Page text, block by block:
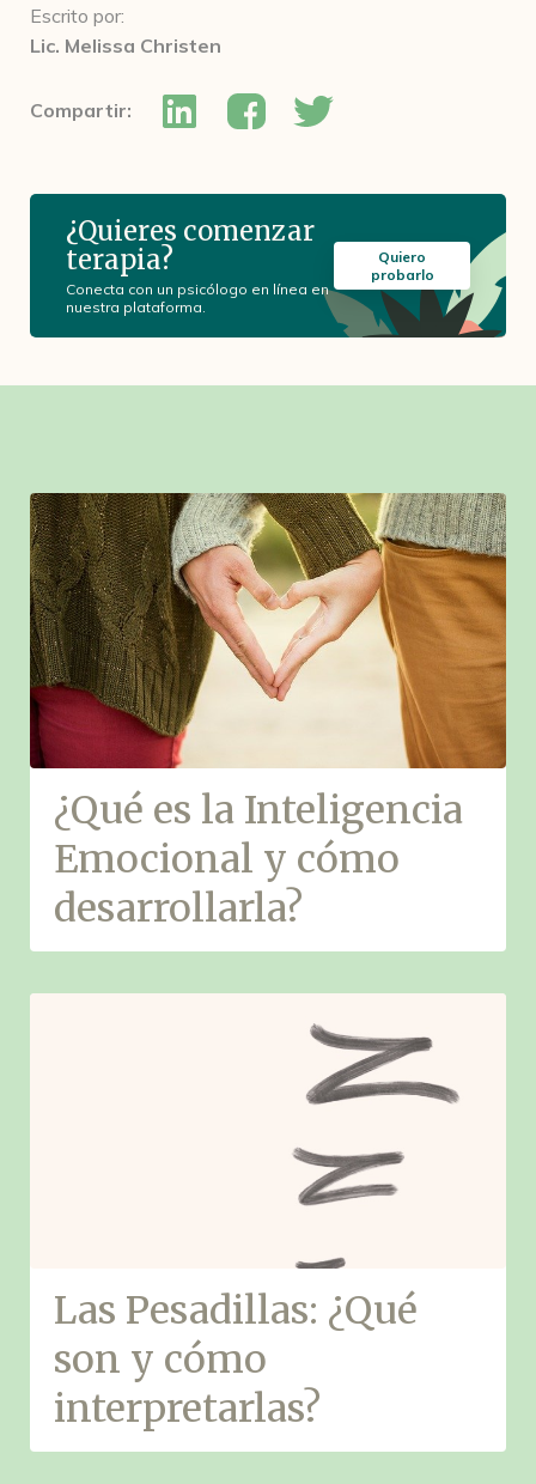
Escrito por:
Lic. Melissa Christen
Compartir:
¿Quieres comenzar
terapia?
Conecta con un psicólogo en línea en
nuestra plataforma.
Quiero
probarlo
¿Qué es la Inteligencia
Emocional y cómo
desarrollarla?
Las Pesadillas: ¿Qué
son y cómo
interpretarlas?